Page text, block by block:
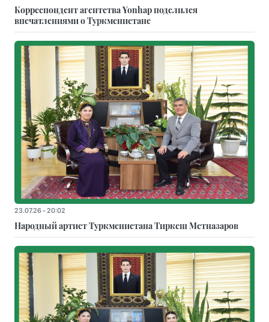
Корреспондент агентства Yonhap поделился
впечатлениями о Туркменистане
23.07.26 - 20:02
Народный артист Туркменистана Тиркеш Мeтназаров